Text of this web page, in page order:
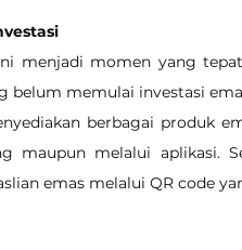
menjadi momen yang
belum memulai investasi
berbagai produk
maupun melalui aplikasi.
emas melalui QR code